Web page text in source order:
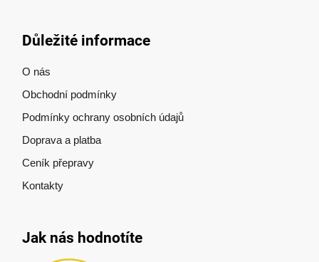
Důležité informace
O nás
Obchodní podmínky
Podmínky ochrany osobních údajů
Doprava a platba
Ceník přepravy
Kontakty
Jak nás hodnotíte